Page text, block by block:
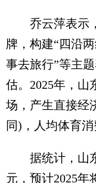
乔云萍表示，
牌，构建“四沿
事去旅行”等主
估。2025年，山
场，产生直接经
同)，人均体育消
据统计，山东
元，预计2025年